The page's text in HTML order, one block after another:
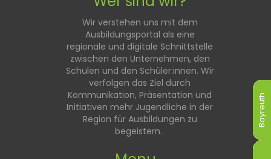
Bayreuth
Bayreuth
Bayreuth
Bayreuth
Bayreuth
Bayreuth
Wir verstehen uns mit dem
Ausbildungsportal als eine
regionale und digitale Schnittstelle
zwischen den Unternehmen, den
Schulen und den Schüler:innen. Wir
verfolgen das Ziel durch
Kommunikation, Präsentation und
Initiativen mehr Jugendliche in der
Region für Ausbildungen zu
begeistern.